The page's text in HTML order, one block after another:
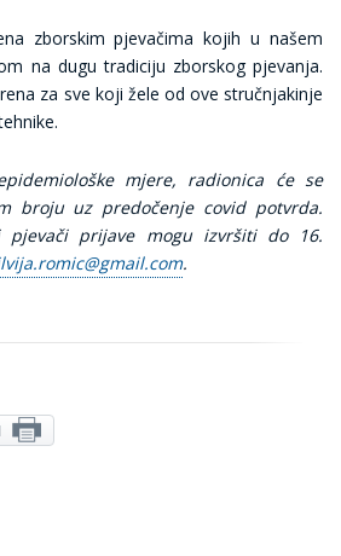
zborskim pjevačima kojih u našem
na dugu tradiciju zborskog pjevanja.
za sve koji žele od ove stručnjakinje
mjere, radionica će se
broju uz predočenje covid potvrda.
pjevači prijave mogu izvršiti do 16.
.